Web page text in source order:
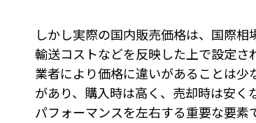
しかし実際の国内販売価格は、国際
輸送コストなどを反映した上で設定
業者により価格に違いがあることは
があり、購入時は高く、売却時は安
パフォーマンスを左右する重要な要素